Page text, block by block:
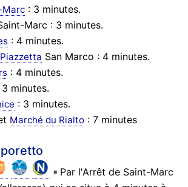
Marc: 3 minutes.
Marc : 3 minutes.
: 4 minutes.
San Marco : 4 minutes.
: 4 minutes.
minutes.
: 3 minutes.
Marché du Rialto: 7 minutes
Par l'Arrêt de Saint-Marc